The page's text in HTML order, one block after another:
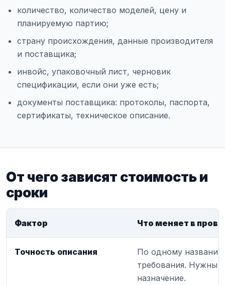
количество, количество моделей, цену и
планируемую партию;
страну происхождения, данные производителя
и поставщика;
инвойс, упаковочный лист, черновик
спецификации, если они уже есть;
документы поставщика: протоколы, паспорта,
сертификаты, техническое описание.
От чего зависят стоимость и
сроки
Фактор Что меняет в
Точность описания
По одному
требования. Нужны
назначение.